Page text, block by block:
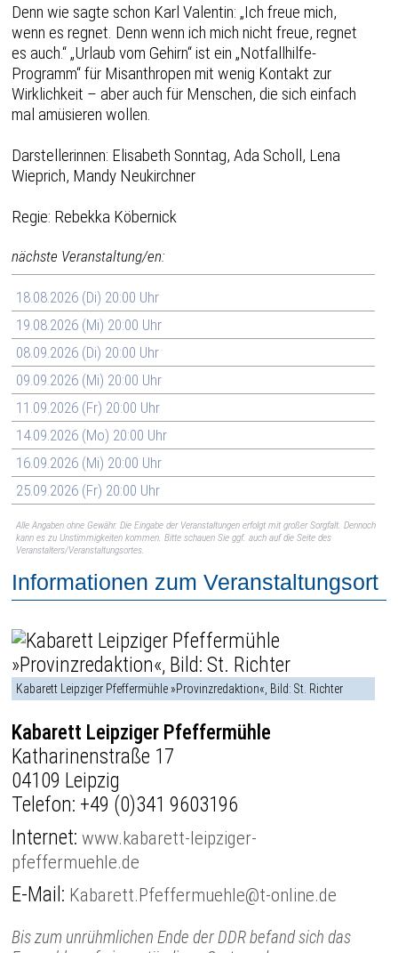
Denn wie sagte schon Karl Valentin: „Ich freue mich,
wenn es regnet. Denn wenn ich mich nicht freue, regnet
es auch.“ „Urlaub vom Gehirn“ ist ein „Notfallhilfe-
Programm“ für Misanthropen mit wenig Kontakt zur
Wirklichkeit – aber auch für Menschen, die sich einfach
mal amüsieren wollen.
Darstellerinnen: Elisabeth Sonntag, Ada Scholl, Lena
Wieprich, Mandy Neukirchner
Regie: Rebekka Köbernick
nächste Veranstaltung/en:
18.08.2026 (Di) 20:00 Uhr
19.08.2026 (Mi) 20:00 Uhr
08.09.2026 (Di) 20:00 Uhr
09.09.2026 (Mi) 20:00 Uhr
11.09.2026 (Fr) 20:00 Uhr
14.09.2026 (Mo) 20:00 Uhr
16.09.2026 (Mi) 20:00 Uhr
25.09.2026 (Fr) 20:00 Uhr
Alle Angaben ohne Gewähr. Die Eingabe der Veranstaltungen erfolgt mit großer Sorgfalt. Dennoch
kann es zu Unstimmigkeiten kommen. Bitte schauen Sie ggf. auch auf die Seite des
Veranstalters/Veranstaltungsortes.
Informationen zum Veranstaltungsort
Kabarett Leipziger Pfeffermühle »Provinzredaktion«, Bild: St. Richter
Kabarett Leipziger Pfeffermühle
Katharinenstraße 17
04109 Leipzig
Telefon: +49 (0)341 9603196
Internet:www.kabarett-leipziger-
pfeffermuehle.de
E-Mail: Kabarett.Pfeffermuehle@t-online.de
Bis zum unrühmlichen Ende der DDR befand sich das